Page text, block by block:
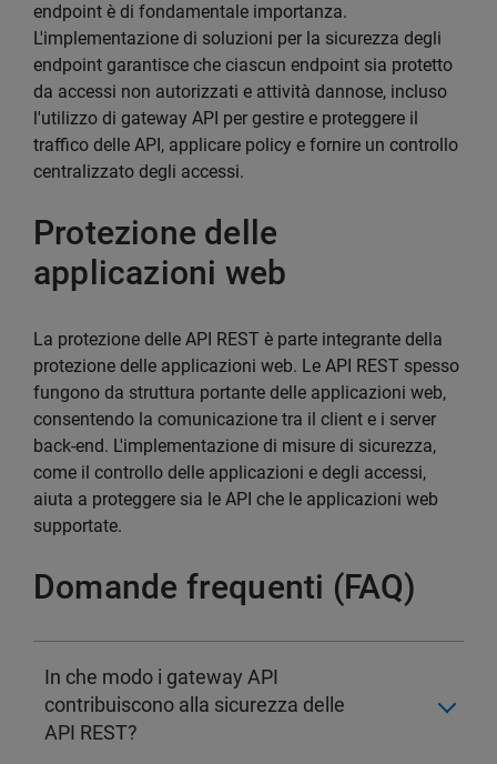
endpoint è di fondamentale importanza.
L'implementazione di soluzioni per la sicurezza degli
endpoint garantisce che ciascun endpoint sia protetto
da accessi non autorizzati e attività dannose, incluso
l'utilizzo di gateway API per gestire e proteggere il
traffico delle API, applicare policy e fornire un controllo
centralizzato degli accessi.
Protezione delle
applicazioni web
La protezione delle API REST è parte integrante della
protezione delle applicazioni web. Le API REST spesso
fungono da struttura portante delle applicazioni web,
consentendo la comunicazione tra il client e i server
back-end. L'implementazione di misure di sicurezza,
come il controllo delle applicazioni e degli accessi,
aiuta a proteggere sia le API che le applicazioni web
supportate.
Domande frequenti (FAQ)
In che modo i gateway API
contribuiscono alla sicurezza delle
API REST?